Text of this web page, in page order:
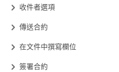
收件者選項
傳送合約
在文件中撰寫欄位
簽署合約